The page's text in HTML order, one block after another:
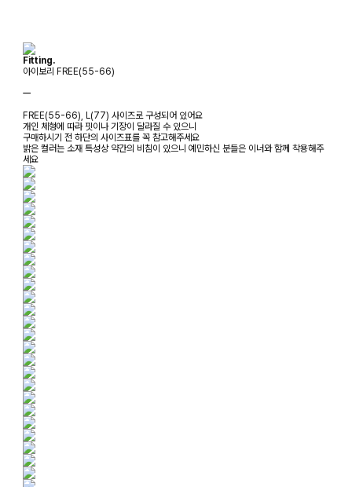
Fitting.
아이보리 FREE(55-66)
ㅡ
FREE(55-66), L(77) 사이즈로 구성되어 있어요
개인 체형에 따라 핏이나 기장이 달라질 수 있으니
구매하시기 전 하단의 사이즈표를 꼭 참고해주세요
밝은 컬러는 소재 특성상 약간의 비침이 있으니 예민하신 분들은 이너와 함께 착용해주
세요